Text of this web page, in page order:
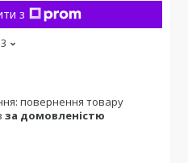
з
повернення товару
за домовленістю